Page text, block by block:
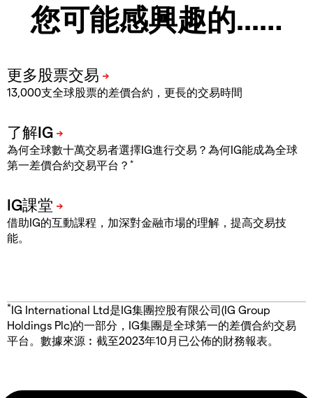
您可能感興趣的...…
13,000支全球股票的差價合約，更長的交易時間
為何全球數十萬交易者選擇IG進行交易？為何IG能成為全球
第一差價合約交易平台？ *
借助IG的互動課程，加深對金融市場的理解，提高交易技
能。
*IG International Ltd是IG集團控股有限公司(IG Group
Holdings Plc)的一部分，IG集團是全球第一的差價合約交易
平台。數據來源︰截至2023年10月已公佈的財務報表。